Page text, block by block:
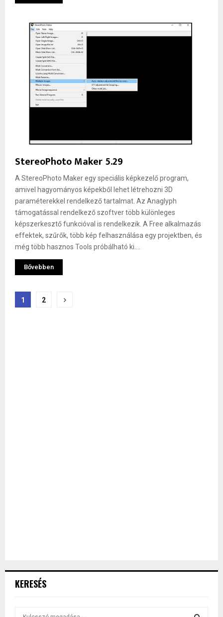
StereoPhoto Maker 5.29
A StereoPhoto Maker egy speciális képkezelő program,
amivel hagyományos képekből lehet létrehozni 3D
paraméterekkel rendelkező tartalmat. Az Anaglyph
támogatással rendelkező szoftver több különleges
képszerkesztő funkcióval is rendelkezik. A Free alkalmazás
effektek, szűrők, több kép felhasználása egy projektben, és
még több hasznos Tools próbálható ki....
Bővebben
Bejegyzések
1 2
KERESÉS